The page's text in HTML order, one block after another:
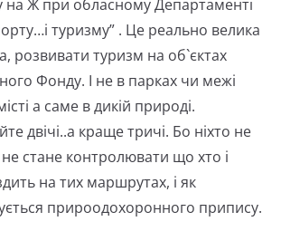
на Ж при обласному Департаменті
туризму” . Це реально велика
розвивати туризм на об`єктах
Фонду. І не в парках чи межі
а саме в дикій природі.
двічі..а краще тричі. Бо ніхто не
стане контролювати що хто і
на тих маршрутах, і як
прироодохоронного припису.